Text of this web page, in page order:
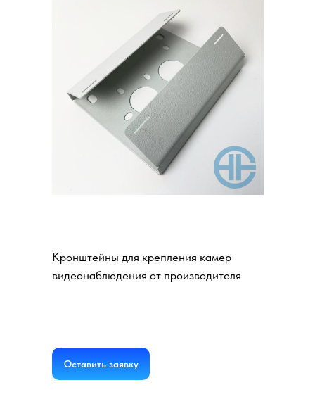
Кронштейны для камер
видеонаблюдения 180х60
Оставить заявку
Кронштейны для крепления камер
видеонаблюдения от производителя